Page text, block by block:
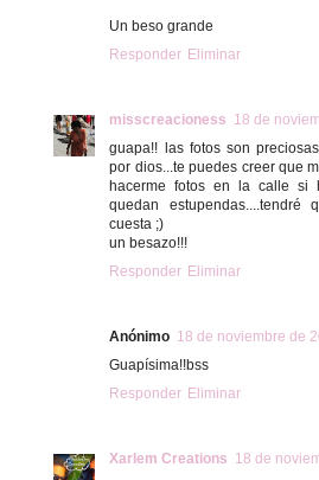
Un beso grande
Responder Eliminar
misscreacioness 18 de
guapa!! las fotos son
por dios...te puedes creer que
hacerme fotos en la calle si
quedan estupendas....tendré
cuesta ;)
un besazo!!!
Responder Eliminar
Anónimo 18 de noviembre de
Guapísima!!bss
Responder Eliminar
Xarlem Creations 18 de